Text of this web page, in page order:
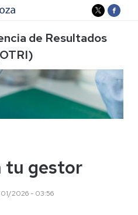
de Resultados
tu gestor
01/2026 - 03:56